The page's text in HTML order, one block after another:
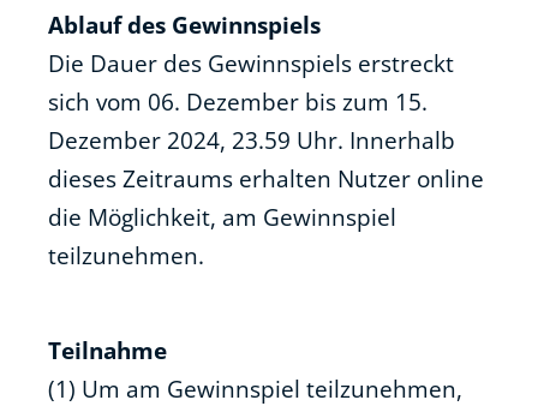
Ablauf des Gewinnspiels
Die Dauer des Gewinnspiels erstreckt
sich vom 06. Dezember bis zum 15.
Dezember 2024, 23.59 Uhr. Innerhalb
dieses Zeitraums erhalten Nutzer online
die Möglichkeit, am Gewinnspiel
teilzunehmen.
Teilnahme
(1) Um am Gewinnspiel teilzunehmen,